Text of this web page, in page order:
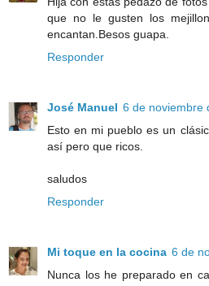
que no le gusten los
encantan.Besos guapa.
Responder
José Manuel 6 de noviembre
Esto en mi pueblo es un
así pero que ricos.
saludos
Responder
Mi toque en la cocina 6 de
Nunca los he preparado en